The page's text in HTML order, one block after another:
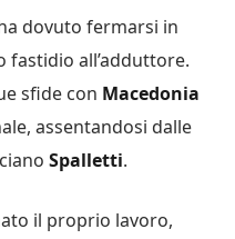
dovuto fermarsi in
all’adduttore.
sfide con Macedonia
assentandosi dalle
Spalletti.
il proprio lavoro,